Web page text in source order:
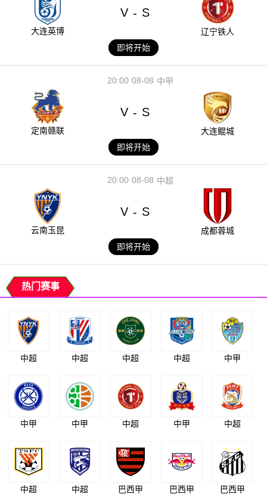
大连英博
V - S
辽宁铁人
即将开始
08-08
20:00 中甲
定南赣联
V - S
大连鲲城
即将开始
08-08
20:00 中超
云南玉昆
V - S
成都蓉城
即将开始
热门赛事
中超 中超 中超 中超 中甲
中甲 中甲 中超 中甲 中超
中超 中超 巴西甲 巴西甲 巴西甲